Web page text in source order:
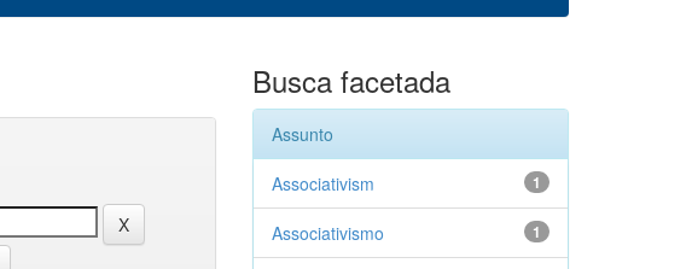
Busca facetada
Assunto
1
Associativism
1
Associativismo